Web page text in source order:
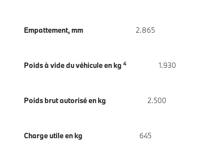
Empattement, mm 2.865
Poids à vide du véhicule en kg 4 1.930
Poids brut autorisé en kg 2.500
Charge utile en kg 645